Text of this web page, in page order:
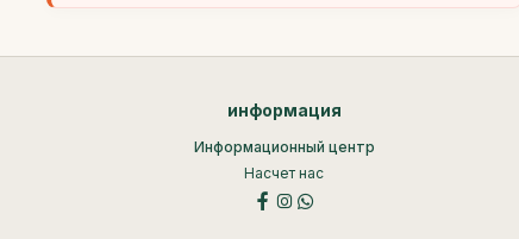
информация
Информационный центр
Насчет нас